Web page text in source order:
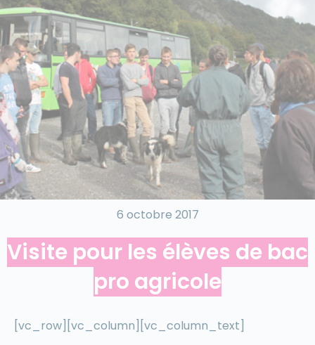
6 octobre 2017
Visite pour les élèves de bac
pro agricole
[vc_row][vc_column][vc_column_text]